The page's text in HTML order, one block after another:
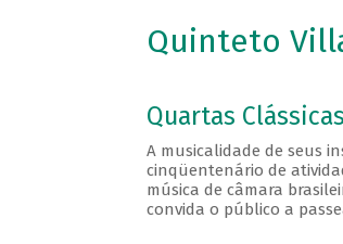
Quinteto
Quartas
A musicalidade de seus
cinqüentenário de
música de câmara
convida o público a